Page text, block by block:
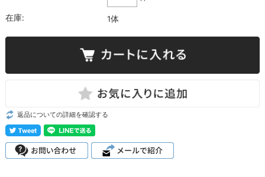
在庫: 1体
返品についての詳細を確認する